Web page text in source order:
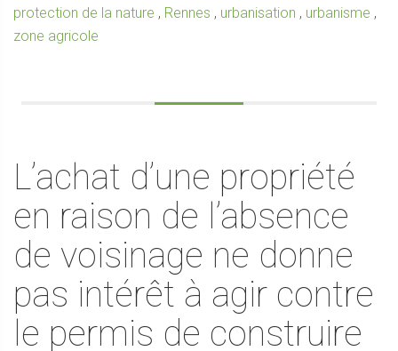
protection de la nature , Rennes , urbanisation , urbanisme ,
zone agricole
L’achat d’une propriété
en raison de l’absence
de voisinage ne donne
pas intérêt à agir contre
le permis de construire